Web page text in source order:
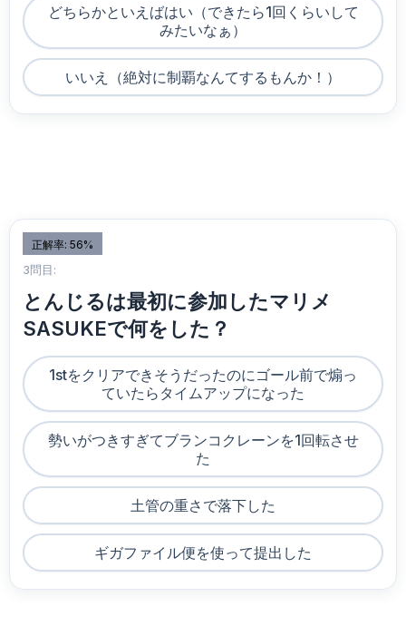
どちらかといえばはい（できたら1回くらいして
みたいなぁ）
いいえ（絶対に制覇なんてするもんか！）
正解率: 56%
3問目:
とんじるは最初に参加したマリメ
SASUKEで何をした？
1stをクリアできそうだったのにゴール前で煽っ
ていたらタイムアップになった
勢いがつきすぎてブランコクレーンを1回転させ
た
土管の重さで落下した
ギガファイル便を使って提出した